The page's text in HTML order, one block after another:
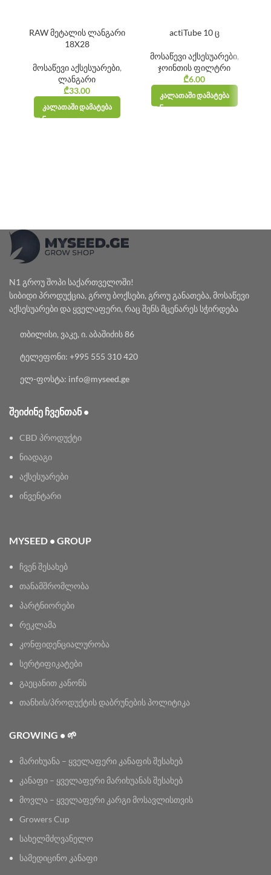
RAW მეტალის ლანგარი
18X28
მოსაწევი აქსესუარები,
ლანგარი
₾33.00
ᲙᲐᲚᲐᲗᲐᲨᲘ ᲓᲐᲛᲐᲢᲔᲑᲐ
actiTube 10 ც
მოსაწევი აქსესუარები,
ჯოინთის ფილტრი
₾6.00
ᲙᲐᲚᲐᲗᲐᲨᲘ ᲓᲐᲛᲐᲢᲔᲑᲐ
N1 გროუ შოპი საქართველოში!
სიბიდი პროდუქცია, გროუ ბოქსები, გროუ განათება, მოსაწევი
აქსესუარები და ყველაფერი, რაც შენს მცენარეს სჭირდება
თბილისი, ვაკე, ი. აბაშიძის 86
ტელეფონი: +995 555 310 420
ელ-ფოსტა: info@myseed.ge
ᲨᲔᲘᲫᲘᲜᲔ ᲩᲕᲔᲜᲗᲐᲜ •
CBD პროდუქტი
ნიადაგი
აქსესუარები
ინვენტარი
MYSEED • GROUP
ჩვენ შესახებ
თანამშრომლობა
პარტნიორები
რეკლამა
კონფიდენციალურობა
სერტიფიკატები
გაეცანით კანონს
თანხის/პროდუქტის დაბრუნების პოლიტიკა
GROWING • 🌱
მარიხუანა – ყველაფერი კანაფის შესახებ
კანაფი – ყველაფერი მარიხუანას შესახებ
მოვლა – ყველაფერი კარგი მოსავლისთვის
Growers Cup
სახელმძღვანელო
სამედიცინო კანაფი